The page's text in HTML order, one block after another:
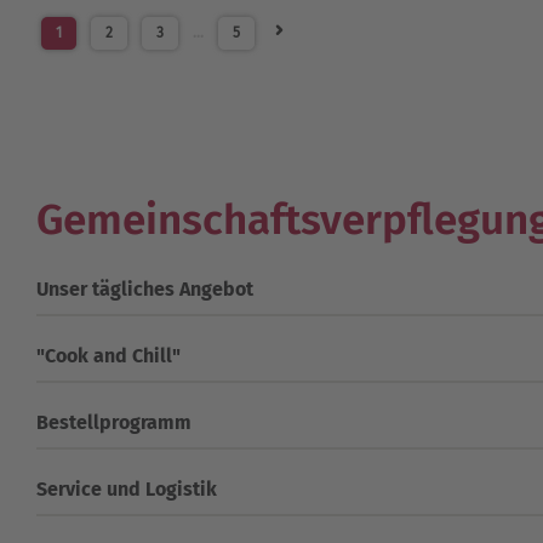
1 2 3 5
Unser tägliches Angebot
"Cook and Chill"
Bestellprogramm
Service und Logistik